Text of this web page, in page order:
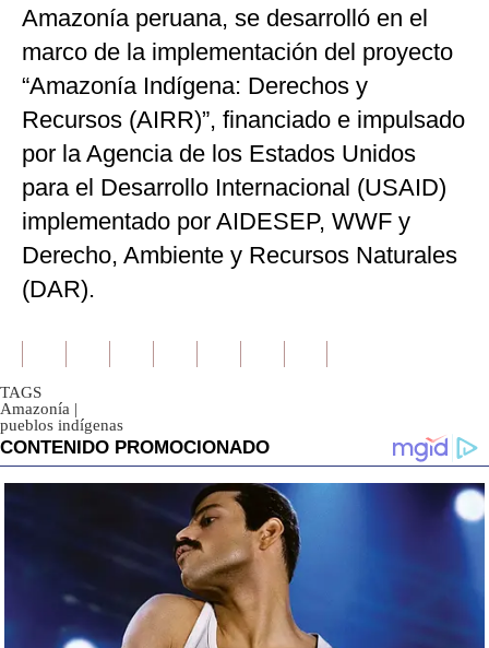
Amazonía peruana, se desarrolló en el
marco de la implementación del proyecto
“Amazonía Indígena: Derechos y
Recursos (AIRR)”, financiado e impulsado
por la Agencia de los Estados Unidos
para el Desarrollo Internacional (USAID)
implementado por AIDESEP, WWF y
Derecho, Ambiente y Recursos Naturales
(DAR).
TAGS
Amazonía |
pueblos indígenas